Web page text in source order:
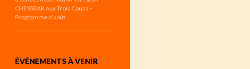
CHESSBAR Aux Trois Coups –
Programme d’août
ÉVÉNEMENTS À VENIR